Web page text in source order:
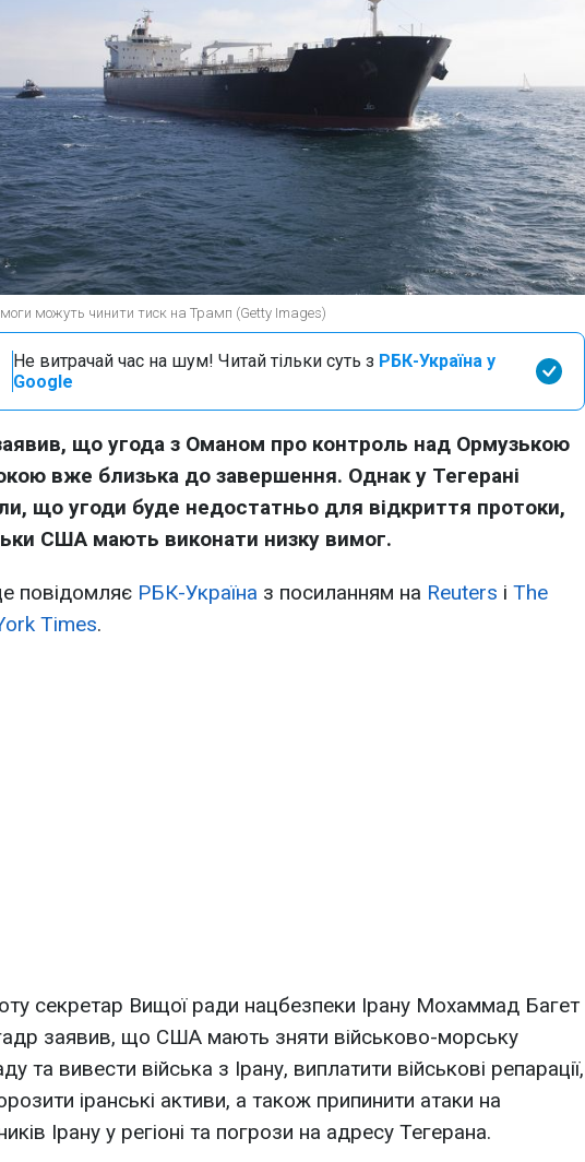
можуть чинити тиск на Трамп (Getty Images)
Не витрачай час на шум! Читай тільки суть з РБК-Україна у
Google
що угода з Оманом про контроль над Ормузькою
вже близька до завершення. Однак у Тегерані
що угоди буде недостатньо для відкриття протоки,
США мають виконати низку вимог.
повідомляє РБК-Україна з посиланням на Reuters і The
Times.
секретар Вищої ради нацбезпеки Ірану Мохаммад Багет
заявив, що США мають зняти військово-морську
та вивести війська з Ірану, виплатити військові репарації,
іранські активи, а також припинити атаки на
Ірану у регіоні та погрози на адресу Тегерана.